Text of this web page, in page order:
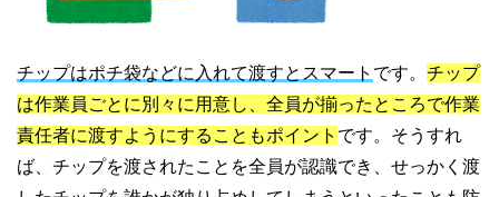
チップはポチ袋などに入れて渡すとスマート です。 チップ
は作業員ごとに別々に用意し、全員が揃ったところで作業
責任者に渡すようにすることもポイント です。そうすれ
ば、チップを渡されたことを全員が認識でき、せっかく渡